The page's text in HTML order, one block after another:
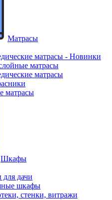
Матрасы
матрасы - Новинки
матрасы
матрасы
матрасы
Шкафы
дачи
шкафы
стенки, витражи